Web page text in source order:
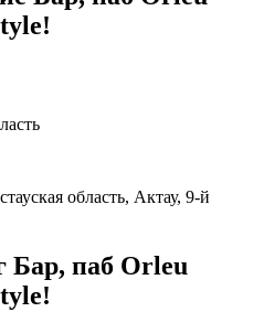
область, Актау, 9-й
Бар, паб Orleu